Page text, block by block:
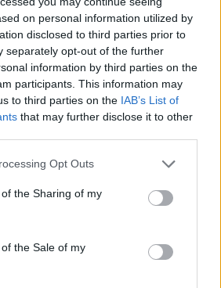
on personal information utilized by
disclosed to third parties prior to
separately opt-out of the further
information by third parties on the
participants. This information may
to third parties on the IAB’s List of
that may further disclose it to other
Opt Outs
the Sharing of my
the Sale of my
Infortunato 0 - 0%
Inutilizzato 25 - 65